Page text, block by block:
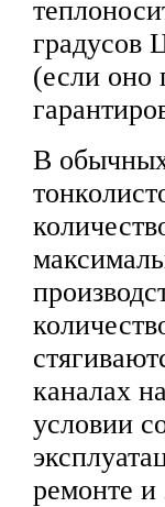
градусов
(если оно
В обычных
каналах
условии
ремонте